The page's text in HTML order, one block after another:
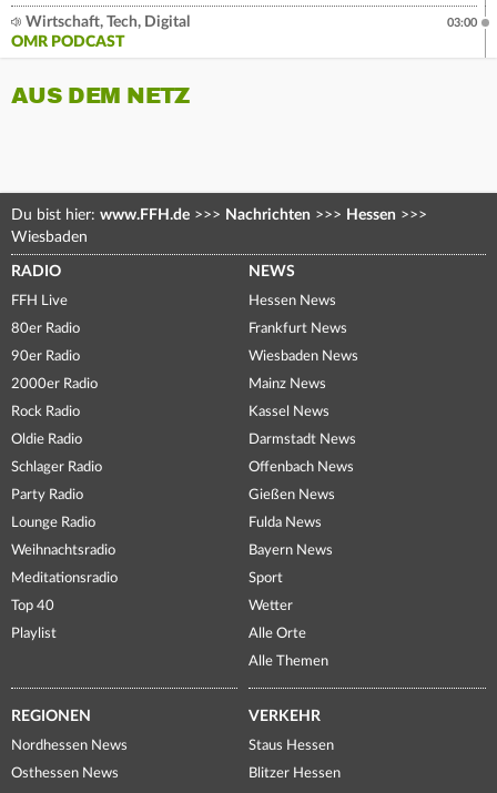
Wirtschaft, Tech, Digital
OMR PODCAST
03:00
AUS DEM NETZ
Du bist hier: www.FFH.de >>> Nachrichten >>> Hessen >>>
Wiesbaden
RADIO
FFH Live
80er Radio
90er Radio
2000er Radio
Rock Radio
Oldie Radio
Schlager Radio
Party Radio
Lounge Radio
Weihnachtsradio
Meditationsradio
Top 40
Playlist
NEWS
Hessen News
Frankfurt News
Wiesbaden News
Mainz News
Kassel News
Darmstadt News
Offenbach News
Gießen News
Fulda News
Bayern News
Sport
Wetter
Alle Orte
Alle Themen
REGIONEN
Nordhessen News
Osthessen News
VERKEHR
Staus Hessen
Blitzer Hessen